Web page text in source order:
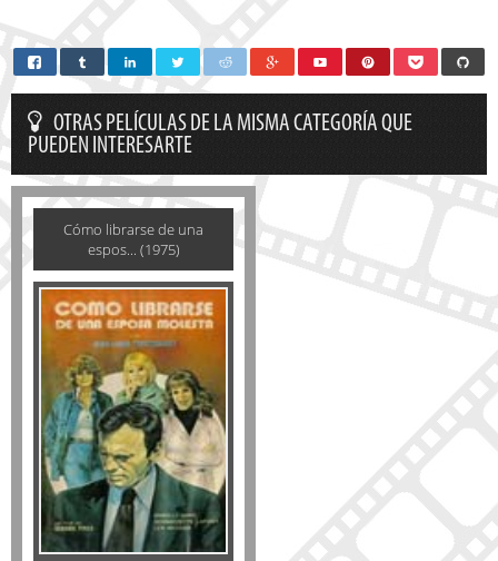
OTRAS PELÍCULAS DE LA MISMA CATEGORÍA QUE
PUEDEN INTERESARTE
Cómo librarse de una
espos... (1975)